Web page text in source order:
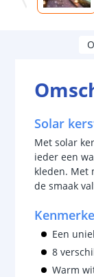
Solar
Met solar
ieder een
kleden. Met
de smaak
Een
8
Warm